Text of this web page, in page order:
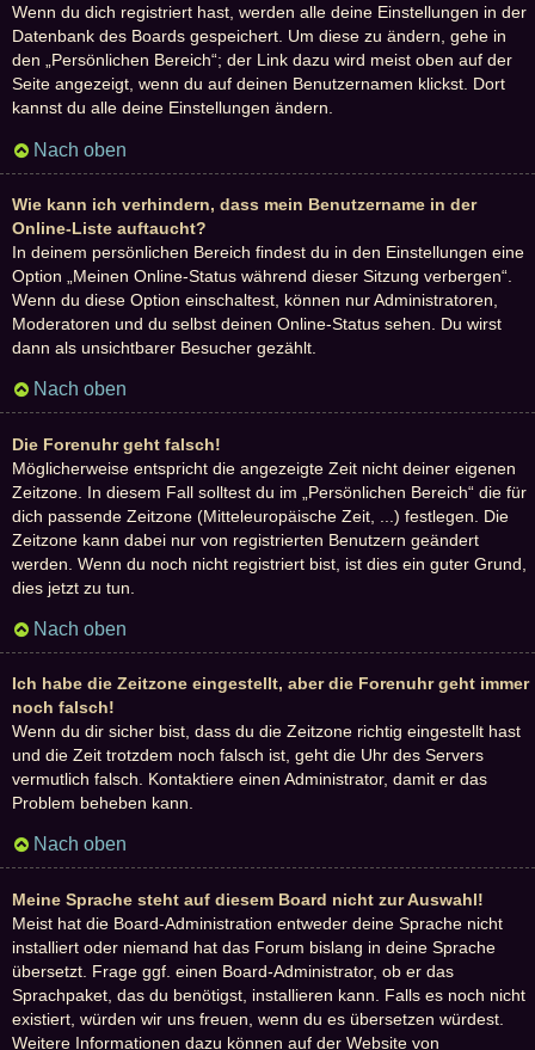
Wenn du dich registriert hast, werden alle deine Einstellungen in der
Datenbank des Boards gespeichert. Um diese zu ändern, gehe in
den „Persönlichen Bereich“; der Link dazu wird meist oben auf der
Seite angezeigt, wenn du auf deinen Benutzernamen klickst. Dort
kannst du alle deine Einstellungen ändern.
Nach oben
Wie kann ich verhindern, dass mein Benutzername in der
Online-Liste auftaucht?
In deinem persönlichen Bereich findest du in den Einstellungen eine
Option „Meinen Online-Status während dieser Sitzung verbergen“.
Wenn du diese Option einschaltest, können nur Administratoren,
Moderatoren und du selbst deinen Online-Status sehen. Du wirst
dann als unsichtbarer Besucher gezählt.
Nach oben
Die Forenuhr geht falsch!
Möglicherweise entspricht die angezeigte Zeit nicht deiner eigenen
Zeitzone. In diesem Fall solltest du im „Persönlichen Bereich“ die für
dich passende Zeitzone (Mitteleuropäische Zeit, ...) festlegen. Die
Zeitzone kann dabei nur von registrierten Benutzern geändert
werden. Wenn du noch nicht registriert bist, ist dies ein guter Grund,
dies jetzt zu tun.
Nach oben
Ich habe die Zeitzone eingestellt, aber die Forenuhr geht immer
noch falsch!
Wenn du dir sicher bist, dass du die Zeitzone richtig eingestellt hast
und die Zeit trotzdem noch falsch ist, geht die Uhr des Servers
vermutlich falsch. Kontaktiere einen Administrator, damit er das
Problem beheben kann.
Nach oben
Meine Sprache steht auf diesem Board nicht zur Auswahl!
Meist hat die Board-Administration entweder deine Sprache nicht
installiert oder niemand hat das Forum bislang in deine Sprache
übersetzt. Frage ggf. einen Board-Administrator, ob er das
Sprachpaket, das du benötigst, installieren kann. Falls es noch nicht
existiert, würden wir uns freuen, wenn du es übersetzen würdest.
Weitere Informationen dazu können auf der Website von